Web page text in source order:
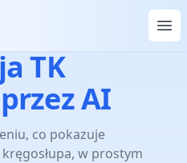
TK
AI
co pokazuje
w prostym